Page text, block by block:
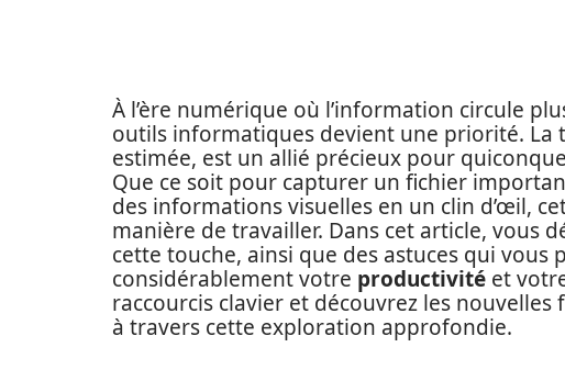
À l’ère numérique où l’information circule
outils informatiques devient une priorité. La
estimée, est un allié précieux pour
Que ce soit pour capturer un fichier
des informations visuelles en un clin d’œil,
manière de travailler. Dans cet article, vous
cette touche, ainsi que des astuces qui vous
considérablement votre productivité et
raccourcis clavier et découvrez les
à travers cette exploration approfondie.